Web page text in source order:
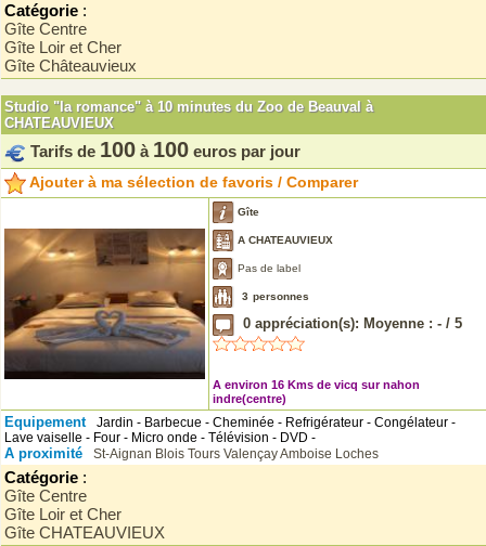
Catégorie :
Gîte Centre
Gîte Loir et Cher
Gîte Châteauvieux
Studio "la romance" à 10 minutes du Zoo de Beauval à
CHATEAUVIEUX
Tarifs de 100 à 100 euros par jour
Ajouter à ma sélection de favoris / Comparer
Gîte
A CHATEAUVIEUX
Pas de label
3 personnes
0 appréciation(s): Moyenne : - / 5
A environ 16 Kms de vicq sur nahon
indre(centre)
Equipement
Jardin - Barbecue - Cheminée - Refrigérateur - Congélateur -
Lave vaiselle - Four - Micro onde - Télévision - DVD -
A proximité St-Aignan Blois Tours ValençayAmboise Loches
Catégorie :
Gîte Centre
Gîte Loir et Cher
Gîte CHATEAUVIEUX